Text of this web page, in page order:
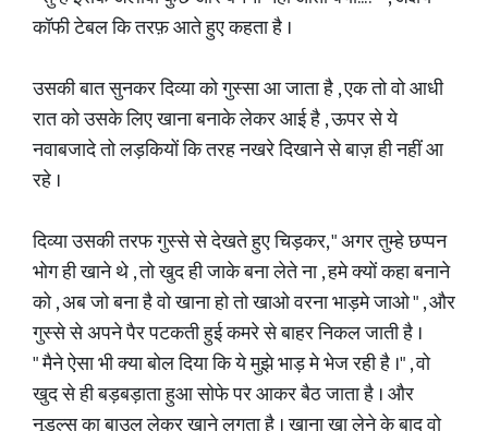
कॉफी टेबल कि तरफ़ आते हुए कहता है ।
उसकी बात सुनकर दिव्या को गुस्सा आ जाता है , एक तो वो आधी
रात को उसके लिए खाना बनाके लेकर आई है , ऊपर से ये
नवाबजादे तो लड़कियों कि तरह नखरे दिखाने से बाज़ ही नहीं आ
रहे ।
दिव्या उसकी तरफ गुस्से से देखते हुए चिड़कर, " अगर तुम्हे छप्पन
भोग ही खाने थे , तो खुद ही जाके बना लेते ना , हमे क्यों कहा बनाने
को , अब जो बना है वो खाना हो तो खाओ वरना भाड़मे जाओ " , और
गुस्से से अपने पैर पटकती हुई कमरे से बाहर निकल जाती है ।
" मैने ऐसा भी क्या बोल दिया कि ये मुझे भाड़ मे भेज रही है ।" , वो
खुद से ही बड़बड़ाता हुआ सोफे पर आकर बैठ जाता है । और